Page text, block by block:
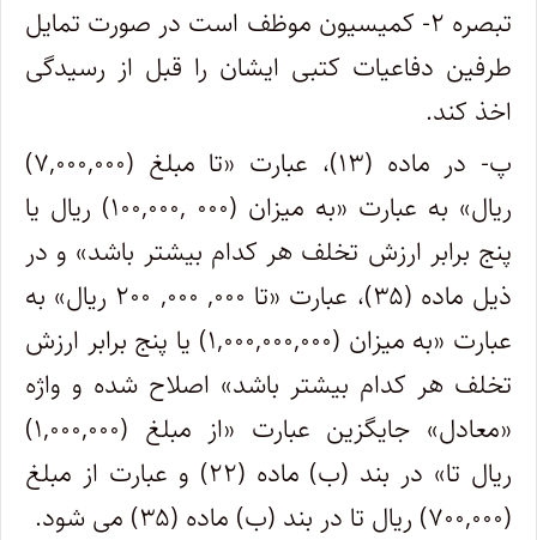
تبصره ۲- کمیسیون موظف است در صورت تمایل
طرفین دفاعیات کتبی ایشان را قبل از رسیدگی
اخذ کند.
پ- در ماده (۱۳)، عبارت «تا مبلغ (۷,۰۰۰,۰۰۰)
ریال» به عبارت «به میزان (۰۰۰ ,۱۰۰,۰۰۰) ریال یا
پنج برابر ارزش تخلف هر کدام بیشتر باشد» و در
ذیل ماده (۳۵)، عبارت «تا ۰۰۰, ۰۰۰, ۲۰۰ ریال» به
عبارت «به میزان (۱,۰۰۰,۰۰۰,۰۰۰) یا پنج برابر ارزش
تخلف هر کدام بیشتر باشد» اصلاح شده و واژه
«معادل» جایگزین عبارت «از مبلغ (۱,۰۰۰,۰۰۰)
ریال تا» در بند (ب) ماده (۲۲) و عبارت از مبلغ
(۷۰۰,۰۰۰) ریال تا در بند (ب) ماده (۳۵) می شود.